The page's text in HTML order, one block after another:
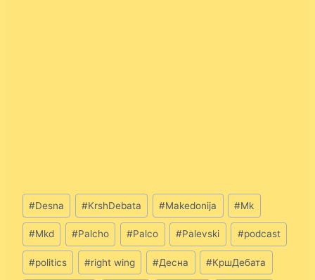
Post
Tags:
#Desna #KrshDebata #Makedonija #Mk
#Mkd #Palcho #Palco #Palevski #podcast
#politics #right wing #Десна #КршДебата